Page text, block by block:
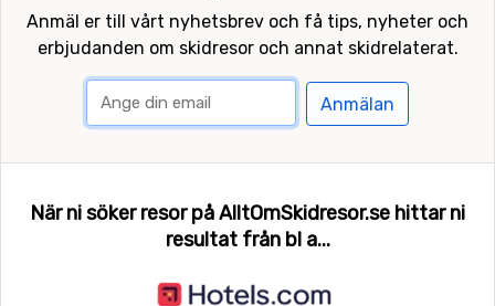
Anmäl er till vårt nyhetsbrev och få tips, nyheter och
erbjudanden om skidresor och annat skidrelaterat.
Anmälan
När ni söker resor på AlltOmSkidresor.se hittar ni
resultat från bl a...